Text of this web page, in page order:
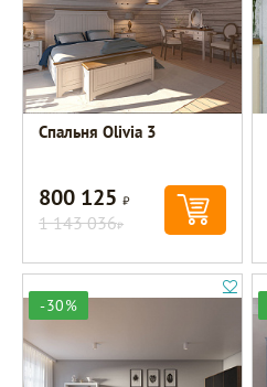
Спальня Olivia 3
800 125Р
1 143 036Р
-30%